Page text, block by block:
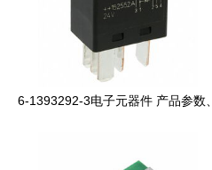
6-1393292-3电子元器件 产品参数、